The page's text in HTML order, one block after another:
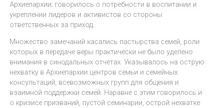
Архиепархии; говорилось о потребности в воспитании и
укреплении лидеров и активистов со стороны
ответственных за приход.
Множество замечаний касались пастырства семей, роли
которых в передаче веры практически не было уделено
внимания в синодальных отчетах. Указывалось на острую
нехватку в Архиепархии центров семьи и семейных
консультаций, всевозможных групп для общения и
взаимной поддержки семей. Наравне с этим говорилось и
о кризисе призваний, пустой семинарии, острой нехватке